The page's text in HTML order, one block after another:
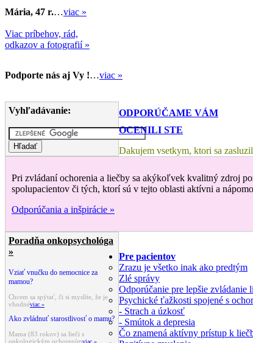
Mária, 47 r.…viac »
Viac príbehov, rád,
odkazov a fotografií »
Podporte nás aj Vy !…viac »
Vyhľadávanie: ODPORÚČAME VÁM
Pri zvládaní ochorenia a liečby sa akýkoľvek kvalitný zdroj
spolupacientov či tých, ktorí sú v tejto oblasti aktívni a
Odporúčania a inšpirácie »
OCENILI STE
Dakujem vsetkym, ktori sa
Poradňa onkopsychológa
»
Vziať vnučku do nemocnice za
mamou?
Chcem sa spýtať, či si myslíte, že je
vhodnéviac »
Ako zvládnuť starostlivosť o mamu?
Mama (83 rokov) sa lieči s
onkologickým ochorenímviac »
Pre pacientov
Zrazu je všetko inak ako predtým
Zlé správy
Odporúčanie pre lepšie zvládanie
Psychické ťažkosti spojené s
- Strach a úzkosť
- Smútok a depresia
Čo znamená aktívny prístup k